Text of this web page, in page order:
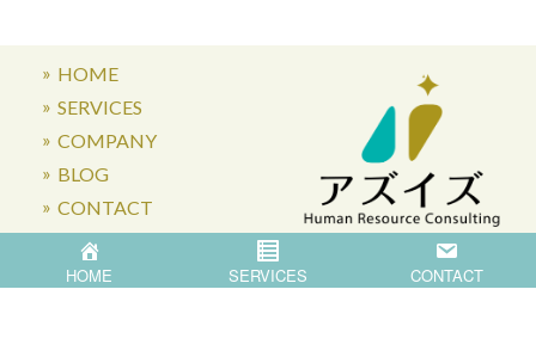
HOME
SERVICES
COMPANY
BLOG
CONTACT
〒871-0007 大分県中津市蛎瀬770
HOME SERVICES CONTACT